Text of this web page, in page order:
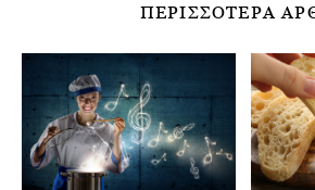
ΠΕΡΙΣΣΟΤΕΡΑ